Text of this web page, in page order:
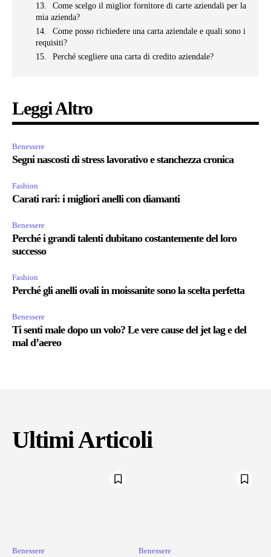
Come scelgo il miglior fornitore di carte aziendali per la
mia azienda?
Come posso richiedere una carta aziendale e quali sono i
requisiti?
Perché scegliere una carta di credito aziendale?
Leggi Altro
Benessere
Segni nascosti di stress lavorativo e stanchezza cronica
Fashion
Carati rari: i migliori anelli con diamanti
Benessere
Perché i grandi talenti dubitano costantemente del loro
successo
Fashion
Perché gli anelli ovali in moissanite sono la scelta perfetta
Benessere
Ti senti male dopo un volo? Le vere cause del jet lag e del
mal d’aereo
Ultimi Articoli
Benessere Benessere